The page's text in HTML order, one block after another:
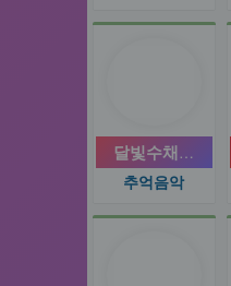
달빛수채화™
추억음악